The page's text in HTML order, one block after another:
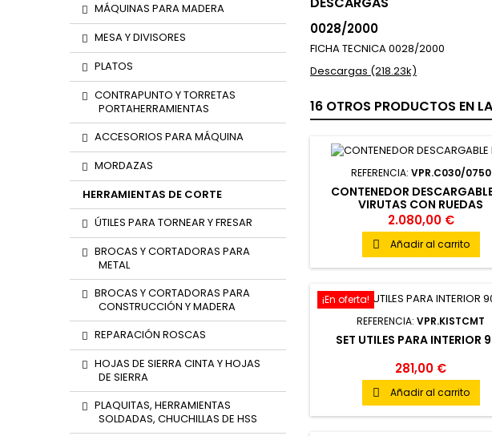
MÁQUINAS PARA MADERA
MESA Y DIVISORES
PLATOS
CONTRAPUNTO Y TORRETAS
PORTAHERRAMIENTAS
ACCESORIOS PARA MÁQUINA
MORDAZAS
HERRAMIENTAS DE CORTE
ÚTILES PARA TORNEAR Y FRESAR
BROCAS Y CORTADORAS PARA
METAL
BROCAS Y CORTADORAS PARA
CONSTRUCCIÓN Y MADERA
REPARACIÓN ROSCAS
HOJAS DE SIERRA CINTA Y HOJAS
DE SIERRA
PLAQUITAS, HERRAMIENTAS
SOLDADAS, CHUCHILLAS DE HSS
0028/2000
FICHA TECNICA 0028/2000
Descargas (218.23k)
16 OTROS PRODUCTOS EN
REFERENCIA: VPR.C030/0750
CONTENEDOR
VIRUTAS CON RUEDAS
2.080,00 €
 Añadir al carrito
¡En oferta!
REFERENCIA:VPR.KISTCMT
SET UTILES PARA INTERIOR
281,00 €
 Añadir al carrito